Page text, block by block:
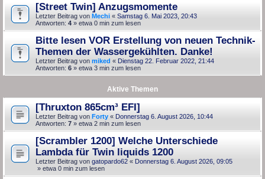
[Street Twin] Anzugsmomente
Letzter Beitrag von Mechi « Samstag 6. Mai 2023, 20:43
Antworten: 4 » etwa 0 min zum lesen
Bitte lesen VOR Erstellung von neuen Technik-
Themen der Wassergekühlten. Danke!
Letzter Beitrag von miked « Dienstag 22. Februar 2022, 21:44
Antworten: 6 » etwa 3 min zum lesen
Aktive Themen
[Thruxton 865cm³ EFI]
Letzter Beitrag von Forty « Donnerstag 6. August 2026, 10:44
Antworten: 7 » etwa 2 min zum lesen
[Scrambler 1200] Welche Unterschiede
Lambda für Twin liquids 1200
Letzter Beitrag von gatopardo62 « Donnerstag 6. August 2026, 09:05
» etwa 0 min zum lesen